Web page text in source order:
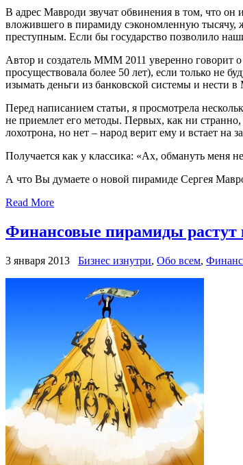
В адрес Мавроди звучат обвинения в том, что он
вложившего в пирамиду сэкономленную тысячу,
преступным. Если бы государство позволило
Автор и создатель МММ 2011 уверенно говорит
просуществовала более 50 лет), если только не
изымать деньги из банковской системы и нести
Перед написанием статьи, я просмотрела
не приемлет его методы. Первых, как ни
лохотрона, но нет – народ верит ему и встает
Получается как у классика: «Ах, обмануть меня
А что Вы думаете о новой пирамиде Сергея
Read More
Финансовые пирамиды растут
3 января 2013 Бизнес изнутри, Обо всем,